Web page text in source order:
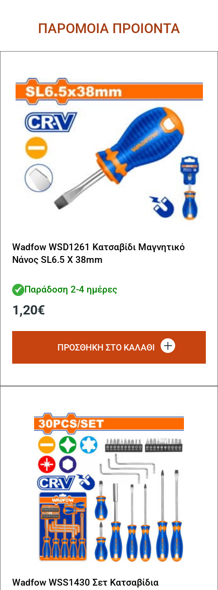
ΠΑΡΟΜΟΙΑ ΠΡΟΙΟΝΤΑ
Wadfow WSD1261 Κατσαβίδι Μαγνητικό
Νάνος SL6.5 X 38mm
Παράδοση 2-4 ημέρες
1,20€
ΠΡΟΣΘΗΚΗ ΣΤΟ ΚΑΛΑΘΙ
Wadfow WSS1430 Σετ Κατσαβίδια